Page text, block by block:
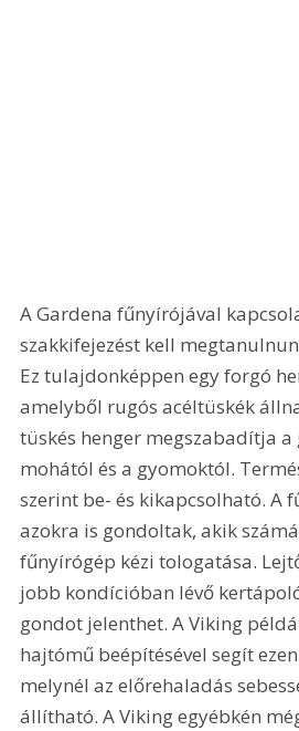
A Gardena fűnyírójával
szakkifejezést kell
Ez tulajdonképpen egy forgó
amelyből rugós acéltüskék
tüskés henger megszabadítja a
mohától és a gyomoktól.
szerint be- és kikapcsolható. A
azokra is gondoltak, akik
fűnyírógép kézi tologatása.
jobb kondícióban lévő
gondot jelenthet. A Viking
hajtómű beépítésével segít
melynél az előrehaladás
állítható. A Viking egyébkén